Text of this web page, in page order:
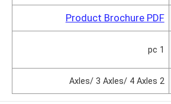
Product Brochure PDF
1 pc
2 Axles/ 3 Axles/ 4 Axles